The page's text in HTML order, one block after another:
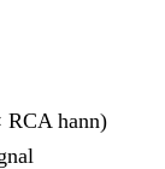
RCA hann)